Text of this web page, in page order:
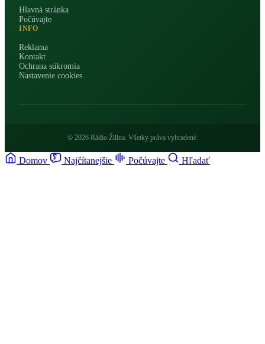
Hlavná stránka
Počúvajte
INFO
Reklama
Kontakt
Ochrana súkromia
Nastavenie cookies
© 2026 Rádio Žilina. Všetky práva vyhradené.
Domov Najčítanejšie Počúvajte Hľadať